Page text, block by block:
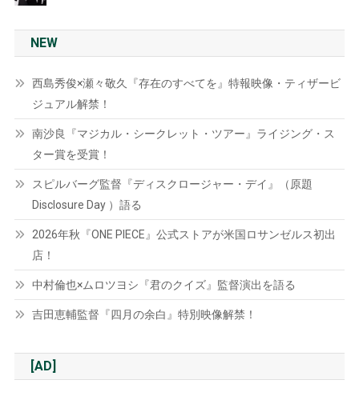
NEW
西島秀俊×瀬々敬久『存在のすべてを』特報映像・ティザービ
ジュアル解禁！
南沙良『マジカル・シークレット・ツアー』ライジング・ス
ター賞を受賞！
スピルバーグ監督『ディスクロージャー・デイ』（原題
Disclosure Day ）語る
2026年秋『ONE PIECE』公式ストアが米国ロサンゼルス初出
店！
中村倫也×ムロツヨシ『君のクイズ』監督演出を語る
吉田恵輔監督『四月の余白』特別映像解禁！
[AD]